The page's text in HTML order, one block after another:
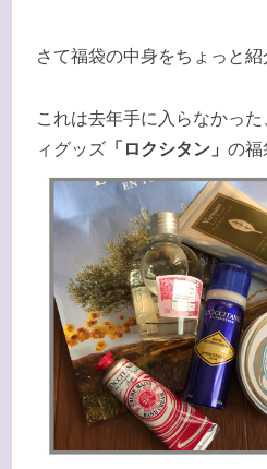
さて福袋の中身をちょっと紹
これは去年手に入らなかっ
ィグッズ 「ロクシタン」 の福